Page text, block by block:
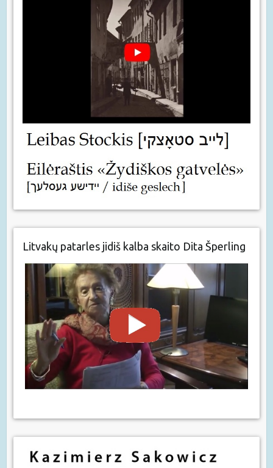
Litvakų patarles jidiš kalba skaito Dita Šperling